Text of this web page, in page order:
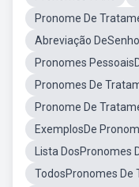
Pronome De
Abreviação
Pronomes
Pronomes De
Pronome De
ExemplosDe
Lista DosPronomes
TodosPronomes De